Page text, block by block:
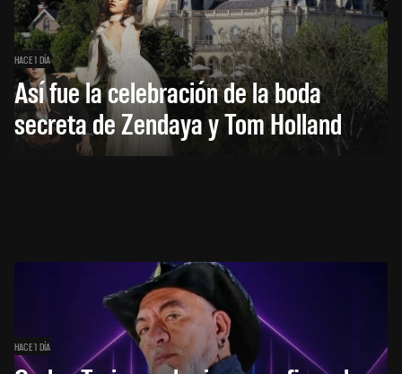
HACE 1 DÍA
Así fue la celebración de la boda
secreta de Zendaya y Tom Holland
HACE 1 DÍA